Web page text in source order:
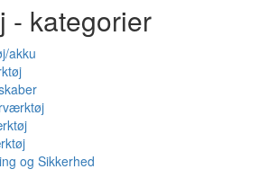
- kategorier
akku
og Sikkerhed